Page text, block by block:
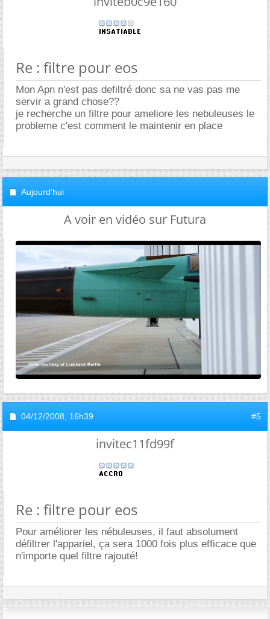
Re : filtre pour eos
Mon Apn n'est pas defiltré donc sa ne vas pas me
servir a grand chose??
je recherche un filtre pour ameliore les nebuleuses le
probleme c'est comment le maintenir en place
Aujourd'hui
A voir en vidéo sur Futura
04/12/2008, 16h39 #5
invitec11fd99f
Re : filtre pour eos
Pour améliorer les nébuleuses, il faut absolument
défiltrer l'appariel, ça sera 1000 fois plus efficace que
n'importe quel filtre rajouté!